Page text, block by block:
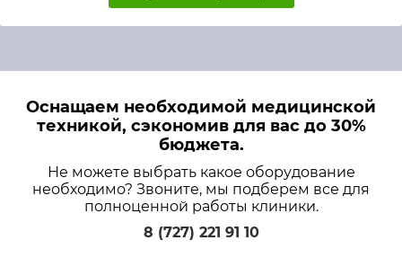
Оснащаем необходимой медицинской
техникой, сэкономив для вас до 30%
бюджета.
Не можете выбрать какое оборудование
необходимо? Звоните, мы подберем все для
полноценной работы клиники.
8 (727) 221 91 10